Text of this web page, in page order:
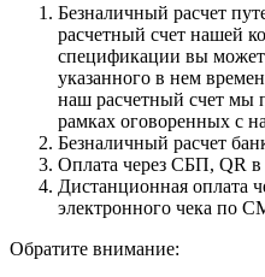
Безналичный расчет
расчетный счет нашей
спецификации вы
указанного в нем
наш расчетный счет мы
рамках оговоренных с
Безналичный расчет
Оплата через СБП, QR
Дистанционная оплата
электронного чека по
Обратите внимание: